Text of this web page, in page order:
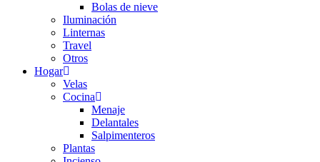
Bolas de nieve
Iluminación
Linternas
Travel
Otros
Hogar
Velas
Cocina
Menaje
Delantales
Salpimenteros
Plantas